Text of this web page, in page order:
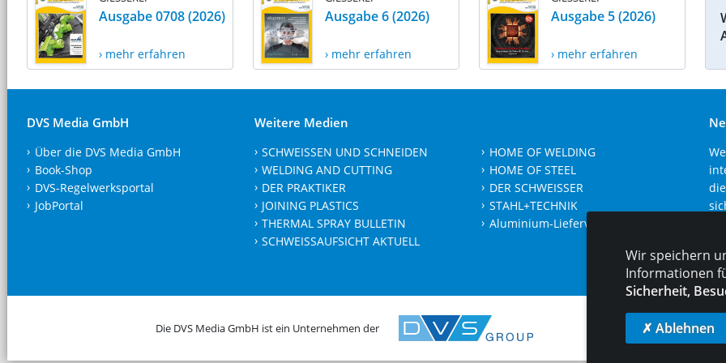
Ausgabe 0708 (2026)
› mehr erfahren
Ausgabe 6 (2026)
› mehr erfahren
Ausgabe 5 (2026)
› mehr erfahren
DVS Media GmbH
Über die DVS Media GmbH
Book-Shop
DVS-Regelwerksportal
JobPortal
Weitere Medien
SCHWEISSEN UND SCHNEIDEN
WELDING AND CUTTING
DER PRAKTIKER
JOINING PLASTICS
THERMAL SPRAY BULLETIN
SCHWEISSAUFSICHT AKTUELL
HOME OF WELDING
HOME OF STEEL
DER SCHWEISSER
STAHL+TECHNIK
Aluminium-Lieferverzeichnis
Die DVS Media GmbH ist ein Unternehmen der
Wir speichern
Informationen
Sicherheit,
✗ Ablehnen